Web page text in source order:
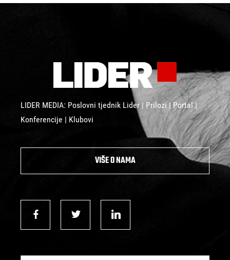
LIDER MEDIA: Poslovni tjednik Lider | Prilozi | Portal |
Konferencije | Klubovi
VIŠE O NAMA